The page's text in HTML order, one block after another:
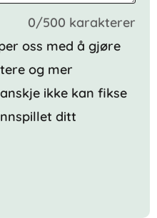
0/500 karakterer
oss med å gjøre
og mer
ikke kan fikse
ditt